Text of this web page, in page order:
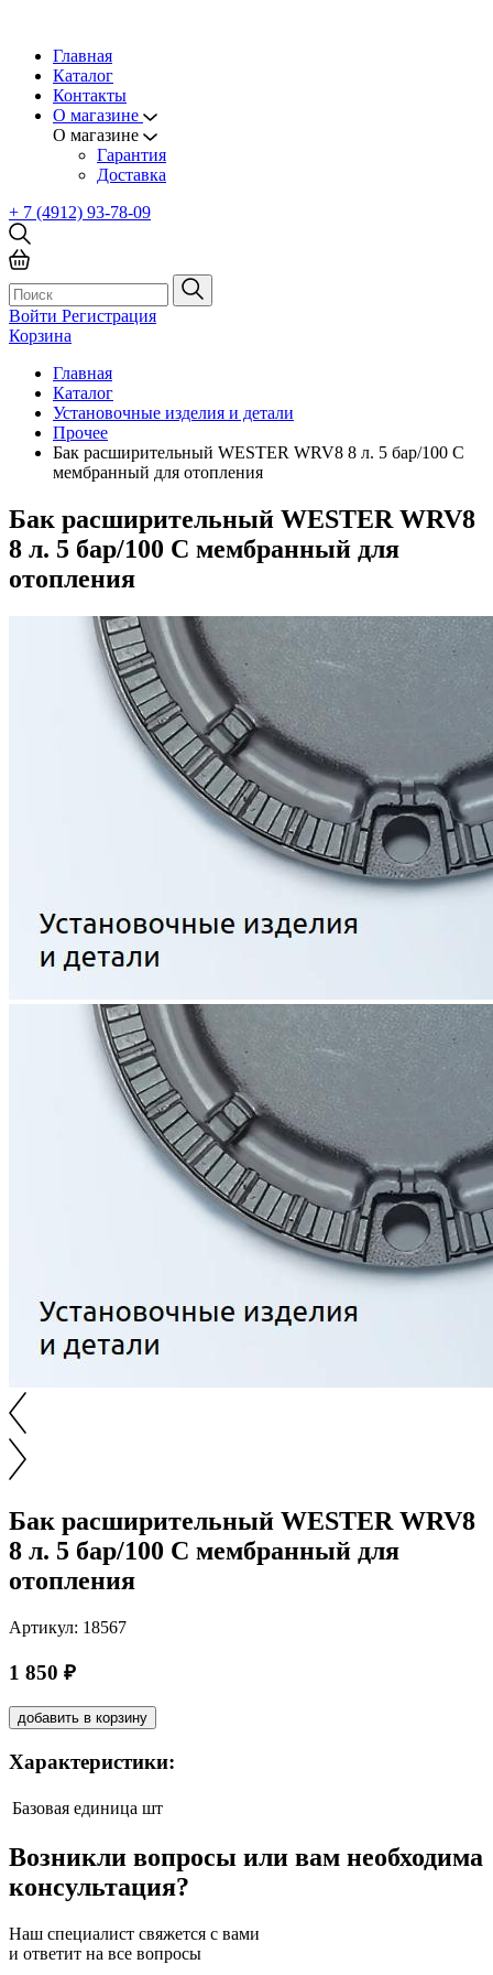
Главная
Каталог
Контакты
О магазине
О магазине
Гарантия
Доставка
+ 7 (4912) 93-78-09
Войти Регистрация
Корзина
Главная
Каталог
Установочные изделия и детали
Прочее
Бак расширительный WESTER WRV8 8 л. 5 бар/100 С
мембранный для отопления
Бак расширительный WESTER WRV8
8 л. 5 бар/100 С мембранный для
отопления
Бак расширительный WESTER WRV8
8 л. 5 бар/100 С мембранный для
отопления
Артикул: 18567
1 850 ₽
добавить в корзину
Характеристики:
Базовая единица шт
Возникли вопросы или вам необходима
консультация?
Наш специалист свяжется с вами
и ответит на все вопросы